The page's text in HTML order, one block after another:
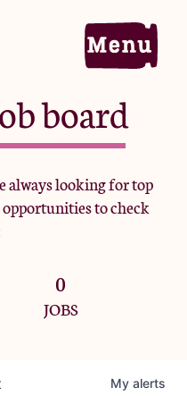
board
always looking for top
to check
0
JOBS
My alerts